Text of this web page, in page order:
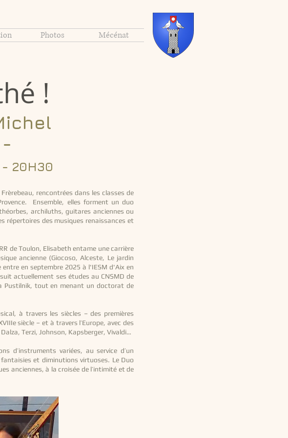
Photos Mécénat
!
20H30
rencontrées dans les classes de
Ensemble, elles forment un duo
archiluths, guitares anciennes ou
répertoires des musiques renaissances et
de Toulon, Elisabeth entame une carrière
ancienne (Giocoso, Alceste, Le jardin
en septembre 2025 à l'IESM d'Aix en
actuellement ses études au CNSMD de
Pustilnik, tout en menant un doctorat de
à travers les siècles – des premières
siècle – et à travers l’Europe, avec des
Terzi, Johnson, Kapsberger, Vivaldi…
d’instruments variées, au service d’un
et diminutions virtuoses. Le Duo
anciennes, à la croisée de l’intimité et de